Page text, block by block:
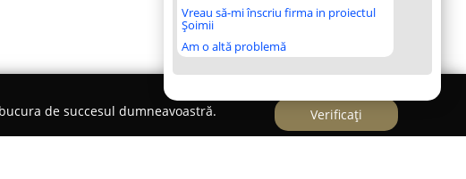
Vreau să-mi înscriu firma in proiectul
Șoimii
Am o altă problemă
de succesul dumneavoastră.
Verificați